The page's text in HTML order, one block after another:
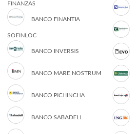
FINANZAS
BANCO FINANTIA
SOFINLOC
BANCO INVERSIS
BANCO MARE NOSTRUM
BANCO PICHINCHA
BANCO SABADELL